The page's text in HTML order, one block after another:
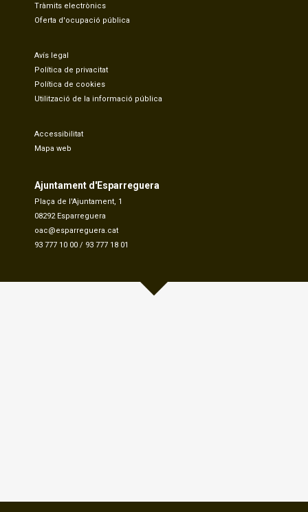
Tràmits electrònics
Oferta d'ocupació pública
Avís legal
Política de privacitat
Política de cookies
Utilització de la informació pública
Accessibilitat
Mapa web
Ajuntament d'Esparreguera
Plaça de l'Ajuntament, 1
08292 Esparreguera
oac@esparreguera.cat
93 777 10 00 / 93 777 18 01